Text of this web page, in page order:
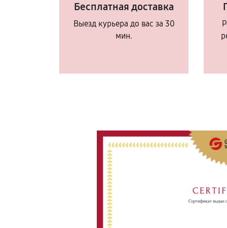
Бесплатная доставка
Выезд курьера до вас за 30
мин.